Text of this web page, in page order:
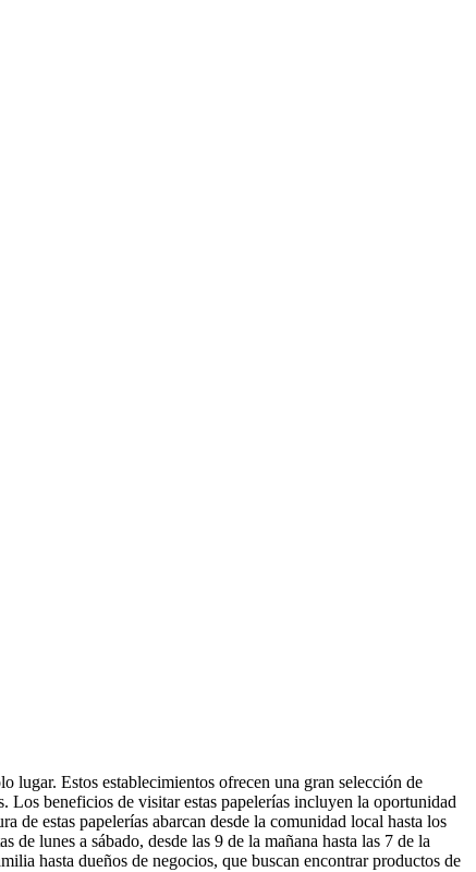
lugar. Estos establecimientos ofrecen una gran selección de
Los beneficios de visitar estas papelerías incluyen la oportunidad
de estas papelerías abarcan desde la comunidad local hasta los
de lunes a sábado, desde las 9 de la mañana hasta las 7 de la
hasta dueños de negocios, que buscan encontrar productos de